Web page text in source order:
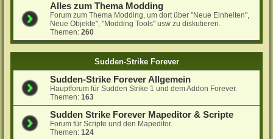
Alles zum Thema Modding
Forum zum Thema Modding, um dort über "Neue Einheiten",
Neue Objekte", "Modding Tools" usw zu diskutieren.
Themen:260
Sudden-Strike Forever
Sudden-Strike Forever Allgemein
Hauptforum für Sudden Strike 1 und dem Addon Forever.
Themen:163
Sudden Strike Forever Mapeditor & Scripte
Forum für Scripte und den Mapeditor.
Themen:124